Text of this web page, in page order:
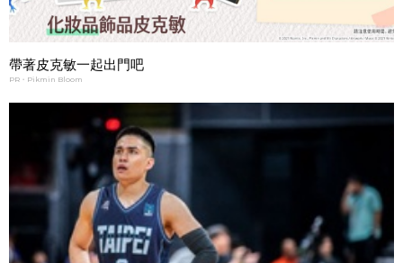
帶著皮克敏一起出門吧
PR・Pikmin Bloom